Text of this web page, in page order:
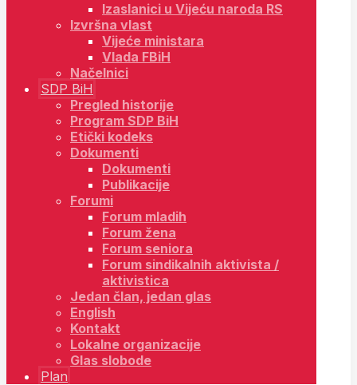
Izaslanici u Vijeću naroda RS
Izvršna vlast
Vijeće ministara
Vlada FBiH
Načelnici
SDP BiH
Pregled historije
Program SDP BiH
Etički kodeks
Dokumenti
Dokumenti
Publikacije
Forumi
Forum mladih
Forum žena
Forum seniora
Forum sindikalnih aktivista /
aktivistica
Jedan član, jedan glas
English
Kontakt
Lokalne organizacije
Glas slobode
Plan